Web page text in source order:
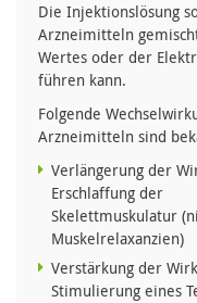
Die Injektionslösung
Arzneimitteln
Wertes oder der
führen kann.
Folgende
Arzneimitteln sind
Verlängerung der
Erschlaffung der
Skelettmuskulatur
Muskelrelaxanzien)
Verstärkung der
Stimulierung eines